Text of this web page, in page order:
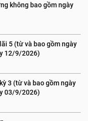
không bao gồm ngày
5 (từ và bao gồm ngày
12/9/2026)
3 (từ và bao gồm ngày
03/9/2026)